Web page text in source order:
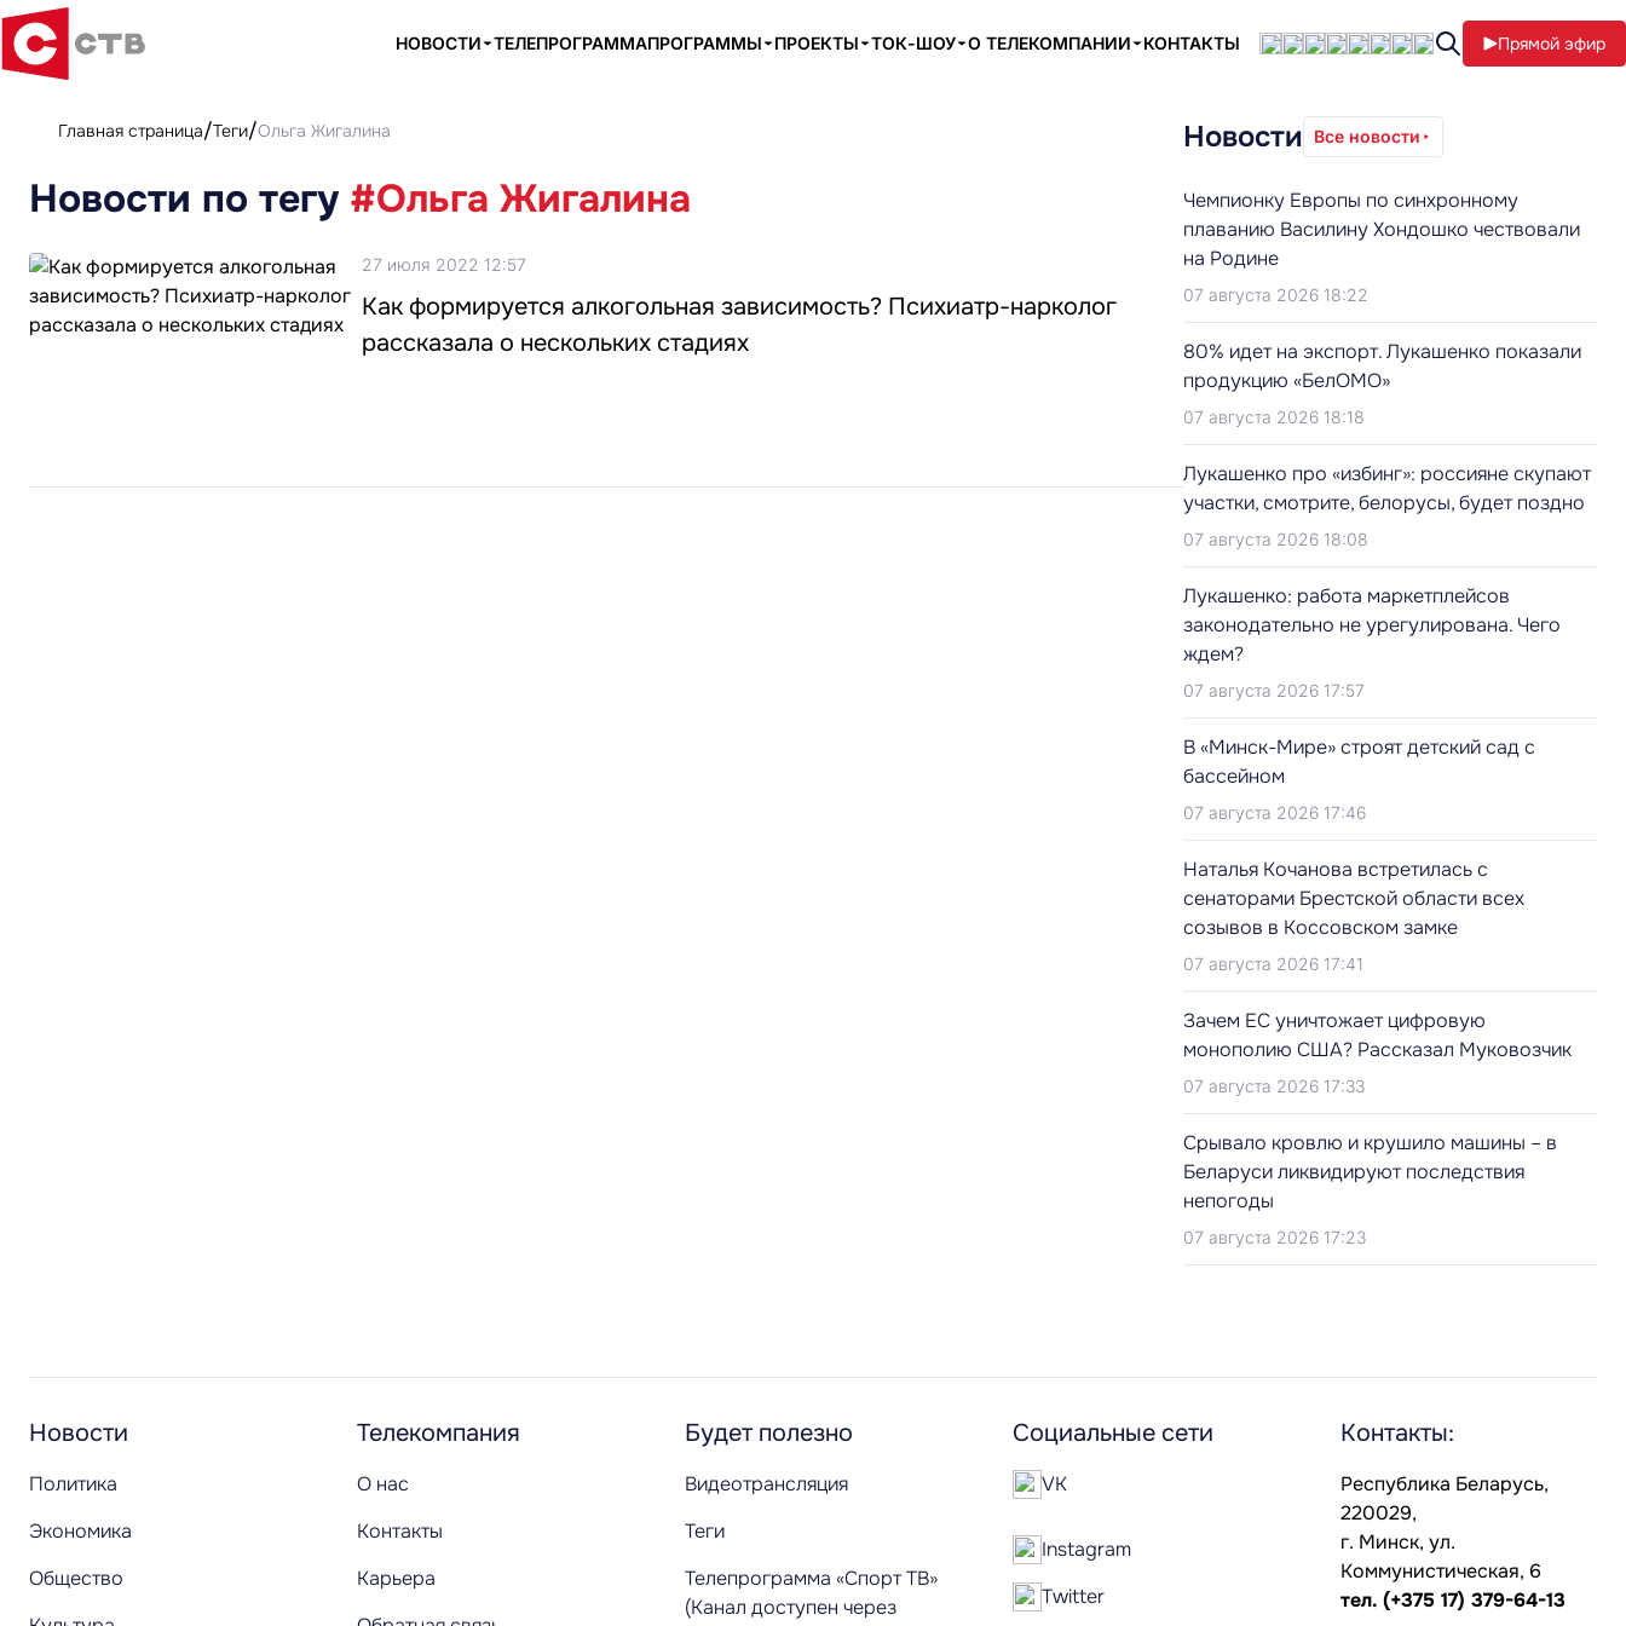
НОВОСТИ ТЕЛЕПРОГРАММАПРОГРАММЫ ПРОЕКТЫ ТОК-ШОУ О ТЕЛЕКОМПАНИИ КОНТАКТЫ Прямой эфир
Главная страница Теги Ольга Жигалина
Новости по тегу #Ольга Жигалина
27 июля 2022 12:57
Как формируется алкогольная зависимость? Психиатр-нарколог
рассказала о нескольких стадиях
Новости Все новости
Чемпионку Европы по синхронному
плаванию Василину Хондошко чествовали
на Родине
07 августа 2026 18:22
80% идет на экспорт. Лукашенко показали
продукцию «БелОМО»
07 августа 2026 18:18
Лукашенко про «избинг»: россияне скупают
участки, смотрите, белорусы, будет поздно
07 августа 2026 18:08
Лукашенко: работа маркетплейсов
законодательно не урегулирована. Чего
ждем?
07 августа 2026 17:57
В «Минск-Мире» строят детский сад с
бассейном
07 августа 2026 17:46
Наталья Кочанова встретилась с
сенаторами Брестской области всех
созывов в Коссовском замке
07 августа 2026 17:41
Зачем ЕС уничтожает цифровую
монополию США? Рассказал Муковозчик
07 августа 2026 17:33
Срывало кровлю и крушило машины – в
Беларуси ликвидируют последствия
непогоды
07 августа 2026 17:23
Новости
Политика
Экономика
Общество
Телекомпания
О нас
Контакты
Карьера
Будет полезно
Видеотрансляция
Теги
Телепрограмма «Спорт ТВ»
(Канал доступен через
Социальные сети
VK
Instagram
Twitter
Контакты:
Республика Беларусь,
220029,
г. Минск, ул.
Коммунистическая, 6
тел. (+375 17) 379-64-13